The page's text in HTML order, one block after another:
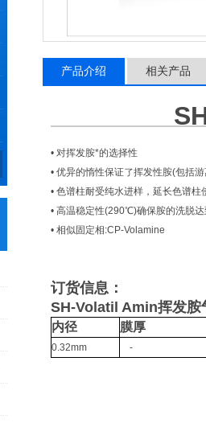
产品介绍 相关产品
• 对挥发胺*的选择性
• 优异的惰性保证了挥发性胺(包括
• 色谱柱耐受纯水进样，延长色谱柱
• 高温稳定性(290℃)确保胺的洗脱
• 相似固定相:CP-Volamine
订货信息：
SH-Volatil Amin挥发胺
内径 膜厚
0.32mm -